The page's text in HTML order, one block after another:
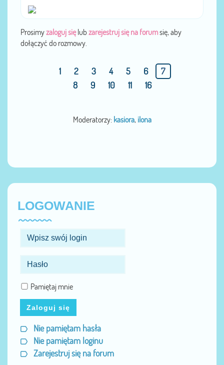
Prosimyzaloguj sięlub zarejestruj się na forumsię, aby
dołączyć do rozmowy.
1 2 3 4 5 6
7
8
9 10 11 16
Moderatorzy: kasiora, ilona
LOGOWANIE
Pamiętaj mnie
Zaloguj się
Nie pamiętam hasła
Nie pamiętam loginu
Zarejestruj się na forum